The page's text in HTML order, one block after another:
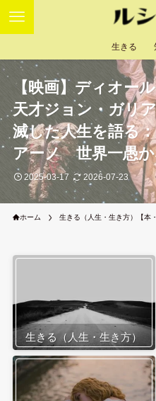
生きる
【映画】ディオー
天才ジョン・ガリ
滅した人生を語る
アーノ 世界一愚か
2025-03-17 2026-07-23
ホーム 生きる（人生・生き方）【本
生きる（人生・生き方）